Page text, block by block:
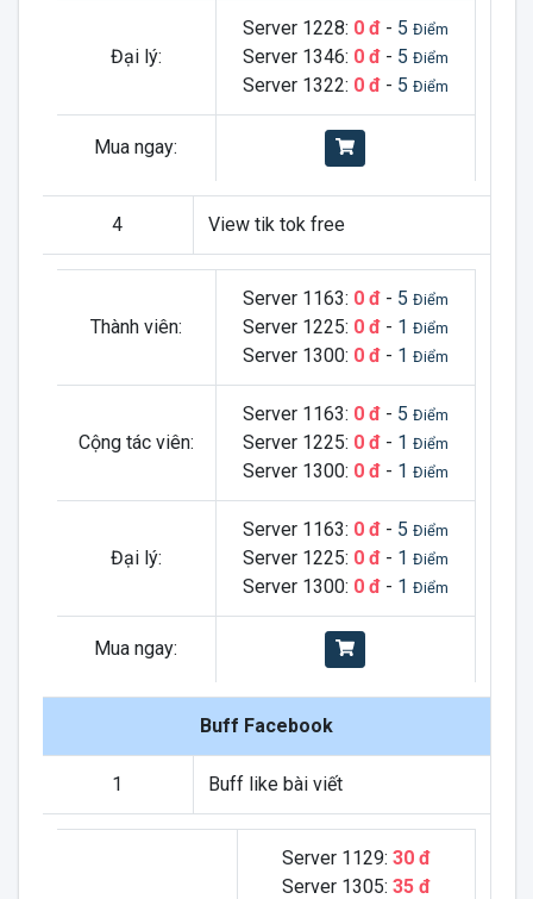
Đại lý:
Server 1228: 0 đ- 5 Điểm
Server 1346: 0 đ- 5 Điểm
Server 1322: 0 đ- 5 Điểm
Mua ngay:
4 View tik tok free
Thành viên:
Server 1163: 0 đ- 5 Điểm
Server 1225: 0 đ- 1 Điểm
Server 1300: 0 đ- 1 Điểm
Cộng tác viên:
Server 1163: 0 đ- 5 Điểm
Server 1225: 0 đ- 1 Điểm
Server 1300: 0 đ- 1 Điểm
Đại lý:
Server 1163: 0 đ- 5 Điểm
Server 1225: 0 đ- 1 Điểm
Server 1300: 0 đ- 1 Điểm
Mua ngay:
Buff Facebook
1 Buff like bài viết
Server 1129: 30 đ
Server 1305: 35 đ